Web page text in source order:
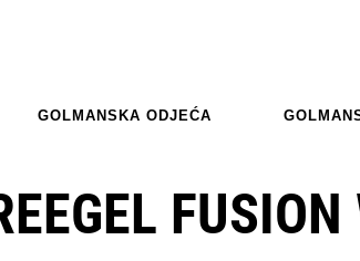
GOLMANSKA ODJEĆA
FUSION